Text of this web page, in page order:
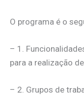
O programa é o
– 1.
para a realização
– 2. Grupos de